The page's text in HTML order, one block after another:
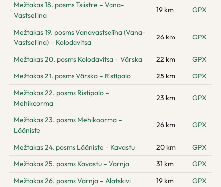
Mežtakas 18. posms Tsiistre – Vana-
Vastseliina
19 km GPX
Mežtakas 19. posms Vanavastselīna (Vana-
Vastseliina) – Kolodavitsa
26 km GPX
Mežtakas 20. posms Kolodavitsa – Värska 22 km
GPX
Mežtakas 21. posms Värska – Ristipalo
25 km
GPX
Mežtakas 22. posms Ristipalo –
Mehikoorma
23 km GPX
Mežtakas 23. posms Mehikoorma –
Lääniste
26 km GPX
Mežtakas 24. posms Lääniste – Kavastu 20 km
GPX
Mežtakas 25. posms Kavastu – Varnja
31 km
GPX
Mežtakas 26. posms Varnja – Alatskivi
19 km GPX